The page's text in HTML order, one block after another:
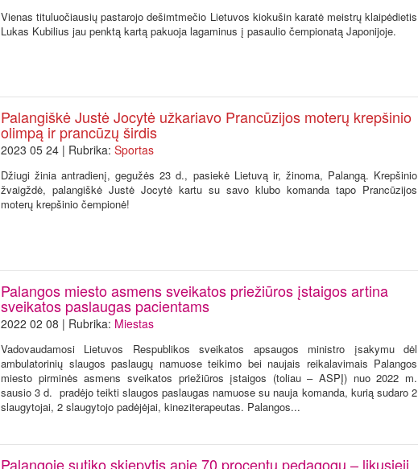
Vienas tituluočiausių pastarojo dešimtmečio Lietuvos kiokušin karatė meistrų klaipėdietis
Lukas Kubilius jau penktą kartą pakuoja lagaminus į pasaulio čempionatą Japonijoje.
Palangiškė Justė Jocytė užkariavo Prancūzijos moterų krepšinio
olimpą ir prancūzų širdis
2023 05 24 | Rubrika: Sportas
Džiugi žinia antradienį, gegužės 23 d., pasiekė Lietuvą ir, žinoma, Palangą. Krepšinio
žvaigždė, palangiškė Justė Jocytė kartu su savo klubo komanda tapo Prancūzijos
moterų krepšinio čempionė!
Palangos miesto asmens sveikatos priežiūros įstaigos artina
sveikatos paslaugas pacientams
2022 02 08 | Rubrika: Miestas
Vadovaudamosi Lietuvos Respublikos sveikatos apsaugos ministro įsakymu dėl
ambulatorinių slaugos paslaugų namuose teikimo bei naujais reikalavimais Palangos
miesto pirminės asmens sveikatos priežiūros įstaigos (toliau – ASPĮ) nuo 2022 m.
sausio 3 d. pradėjo teikti slaugos paslaugas namuose su nauja komanda, kurią sudaro 2
slaugytojai, 2 slaugytojo padėjėjai, kineziterapeutas. Palangos...
Palangoje sutiko skiepytis apie 70 procentų pedagogų – likusieji